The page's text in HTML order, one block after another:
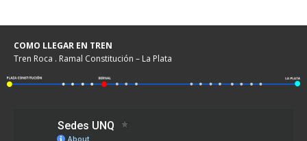
COMO LLEGAR EN TREN
Tren Roca . Ramal Constitución – La Plata